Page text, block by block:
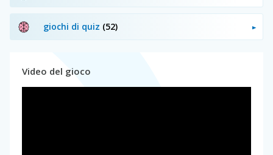
giochi di quiz (52)
Video del gioco